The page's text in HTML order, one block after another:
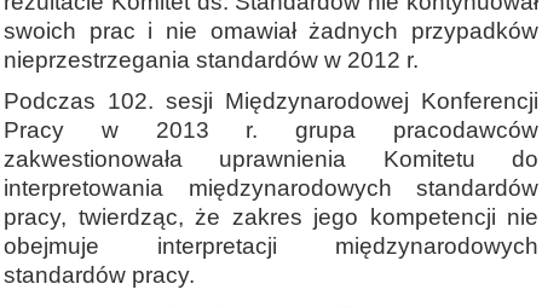
swoich prac i nie omawiał żadnych przypadków
nieprzestrzegania standardów w 2012 r.
Podczas 102. sesji Międzynarodowej Konferencji
Pracy w 2013 r. grupa pracodawców
zakwestionowała uprawnienia Komitetu do
interpretowania międzynarodowych standardów
pracy, twierdząc, że zakres jego kompetencji nie
obejmuje interpretacji międzynarodowych
standardów pracy.